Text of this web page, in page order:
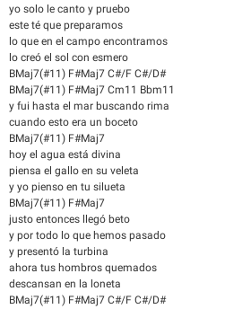
yo solo le canto y pruebo
este té que preparamos
lo que en el campo encontramos
lo creó el sol con esmero
BMaj7(#11) F#Maj7 C#/F C#/D#
BMaj7(#11) F#Maj7 Cm11 Bbm11
y fui hasta el mar buscando rima
cuando esto era un boceto
BMaj7(#11) F#Maj7
hoy el agua está divina
piensa el gallo en su veleta
y yo pienso en tu silueta
BMaj7(#11) F#Maj7
justo entonces llegó beto
y por todo lo que hemos pasado
y presentó la turbina
ahora tus hombros quemados
descansan en la loneta
BMaj7(#11) F#Maj7 C#/F C#/D#